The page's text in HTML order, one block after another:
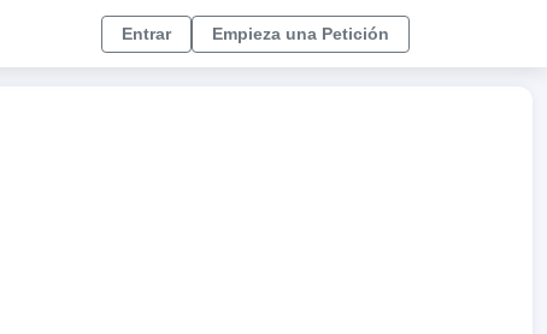
Entrar Empieza una Petición